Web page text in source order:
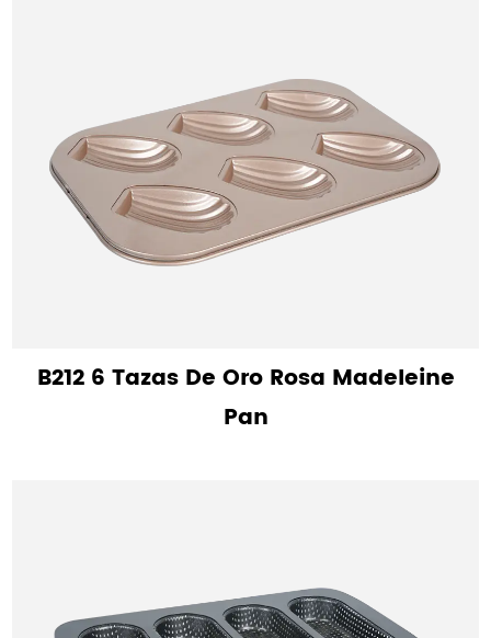
B212 6 Tazas De Oro Rosa Madeleine
Pan